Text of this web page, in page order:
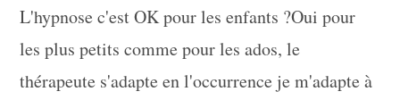
L'hypnose c'est OK pour les enfants ?Oui pour
les plus petits comme pour les ados, le
thérapeute s'adapte en l'occurrence je m'adapte à